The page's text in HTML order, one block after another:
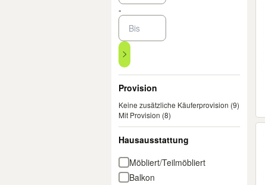
-
Provision
Keine zusätzliche Käuferprovision (9)
Mit Provision (8)
Hausausstattung
Möbliert/Teilmöbliert
Balkon